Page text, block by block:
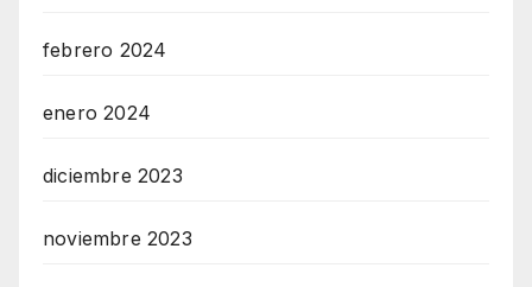
febrero 2024
enero 2024
diciembre 2023
noviembre 2023